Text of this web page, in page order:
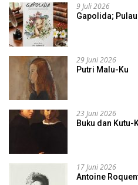
9 Juli 2026
Gapolida;
29 Juni 2026
Putri Malu-Ku
23 Juni 2026
Buku dan Kutu-
17 Juni 2026
Antoine